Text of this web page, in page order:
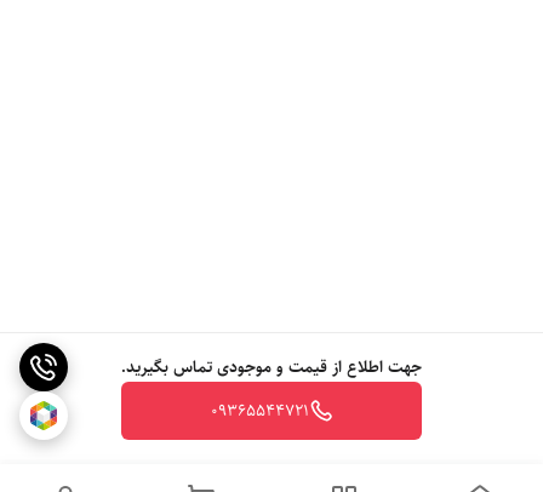
جهت اطلاع از قیمت و موجودی تماس بگیرید.
09365544721